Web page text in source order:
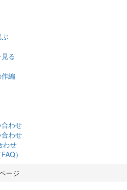
る
編
わせ
わせ
わせ
）
ージ